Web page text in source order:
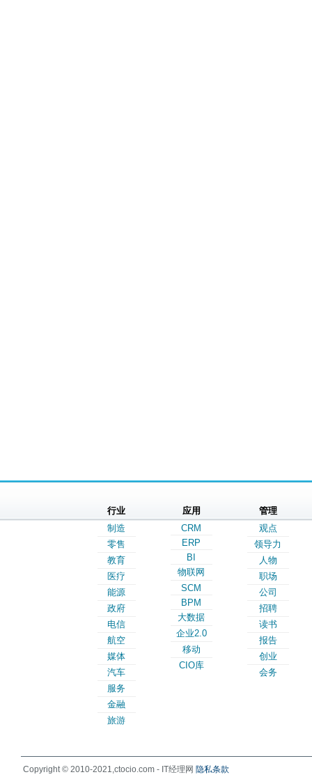
行业
制造
零售
教育
医疗
能源
政府
电信
航空
媒体
汽车
服务
金融
旅游
应用
CRM
ERP
BI
物联网
SCM
BPM
大数据
企业2.0
移动
CIO库
管理
观点
领导力
人物
职场
公司
招聘
读书
报告
创业
会务
Copyright © 2010-2021,ctocio.com - IT经理网 隐私条款